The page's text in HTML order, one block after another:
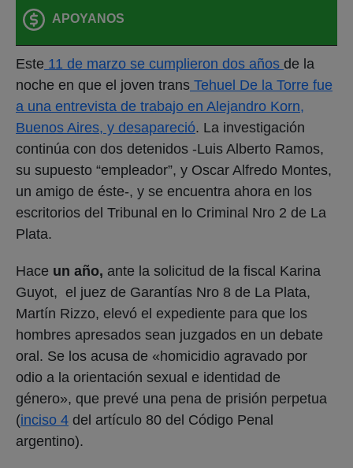
APOYANOS
Este 11 de marzo se cumplieron dos años de la
noche en que el joven trans Tehuel De la Torre fue
a una entrevista de trabajo en Alejandro Korn,
Buenos Aires, y desapareció. La investigación
continúa con dos detenidos -Luis Alberto Ramos,
su supuesto “empleador”, y Oscar Alfredo Montes,
un amigo de éste-, y se encuentra ahora en los
escritorios del Tribunal en lo Criminal Nro 2 de La
Plata.
Hace un año, ante la solicitud de la fiscal Karina
Guyot, el juez de Garantías Nro 8 de La Plata,
Martín Rizzo, elevó el expediente para que los
hombres apresados sean juzgados en un debate
oral. Se los acusa de «homicidio agravado por
odio a la orientación sexual e identidad de
género», que prevé una pena de prisión perpetua
(inciso 4 del artículo 80 del Código Penal
argentino).